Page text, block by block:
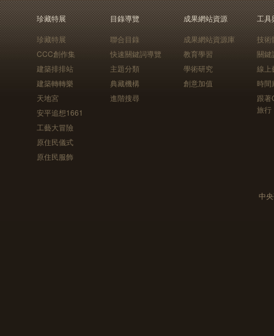
珍藏特展
珍藏特展
CCC創作集
建築排排站
建築轉轉樂
天地宮
安平追想1661
工藝大冒險
原住民儀式
原住民服飾
目錄導覽
聯合目錄
快速關鍵詞導覽
主題分類
典藏機構
進階搜尋
成果網站資源
成果網站資源庫
教育學習
學術研究
創意加值
工具
技術
關鍵
線上
時間
跟
旅行
中